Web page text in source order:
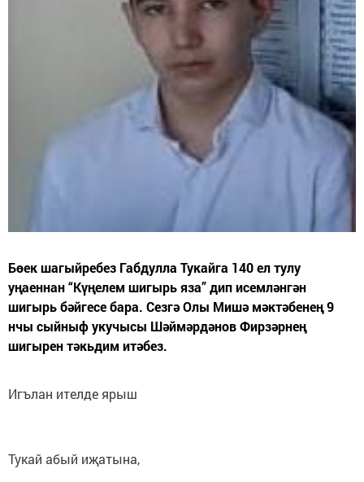
Бөек шагыйребез Габдулла Тукайга 140 ел тулу
уңаеннан “Күңелем шигырь яза” дип исемләнгән
шигырь бәйгесе бара. Сезгә Олы Мишә мәктәбенең 9
нчы сыйныф укучысы Шәймәрдәнов Фирзәрнең
шигырен тәкьдим итәбез.
Игълан ителде ярыш
Тукай абый иҗатына,